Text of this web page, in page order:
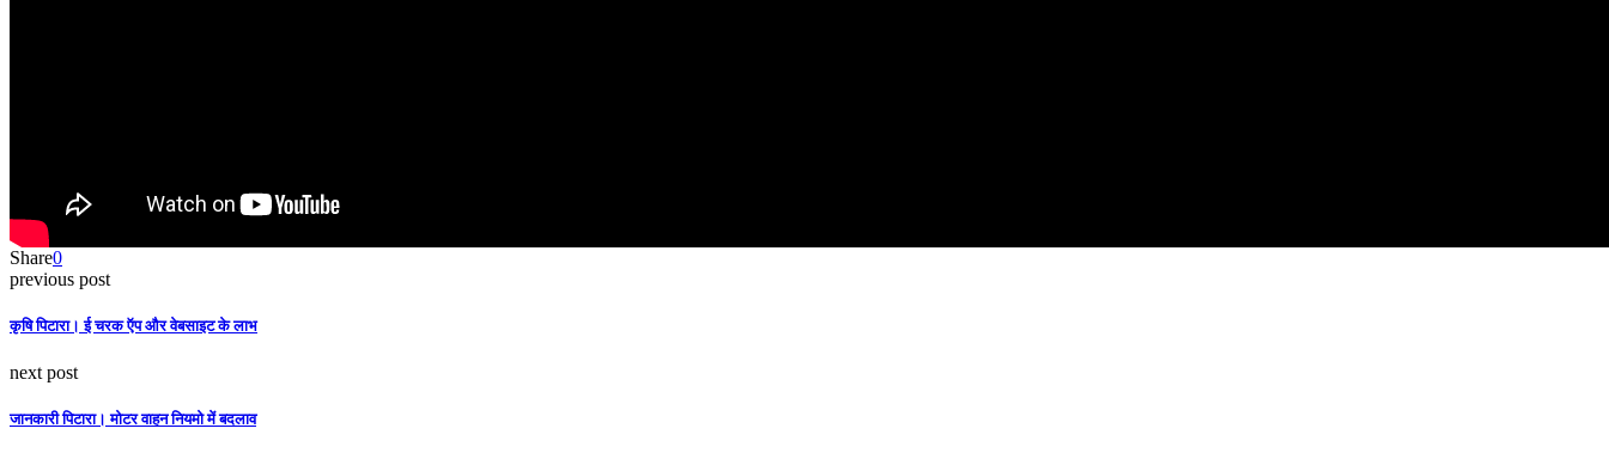
Share0
previous post
कृषि पिटारा। ई चरक ऍप और वेबसाइट के लाभ
next post
जानकारी पिटारा। मोटर वाहन नियमो में बदलाव